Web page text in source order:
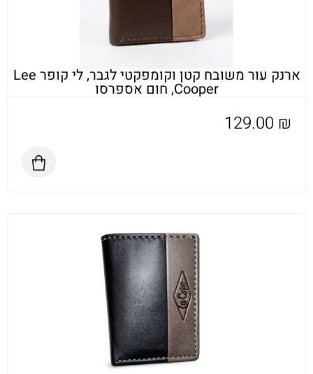
ארנק עור משובח קטן וקומפקטי לגבר, לי קופר Lee
Cooper, חום אספרסו
129.00 ₪